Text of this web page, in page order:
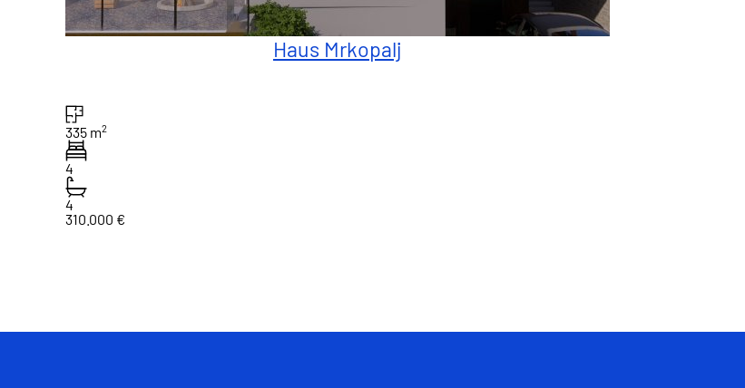
Haus Mrkopalj
335 m2
4
4
310.000 €